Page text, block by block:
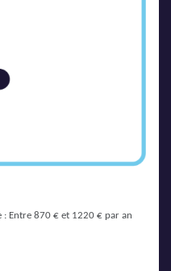
: Entre 870 € et 1220 € par an